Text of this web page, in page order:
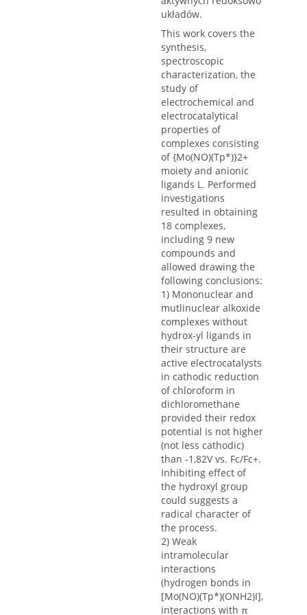
układów.
This work covers the
synthesis,
spectroscopic
characterization, the
study of
electrochemical and
electrocatalytical
properties of
complexes consisting
of {Mo(NO)(Tp*)}2+
moiety and anionic
ligands L. Performed
investigations
resulted in obtaining
18 complexes,
including 9 new
compounds and
allowed drawing the
following conclusions:
1) Mononuclear and
mutlinuclear alkoxide
complexes without
hydrox-yl ligands in
their structure are
active electrocatalysts
in cathodic reduction
of chloroform in
dichloromethane
provided their redox
potential is not higher
(not less cathodic)
than -1,82V vs. Fc/Fc+.
Inhibiting effect of
the hydroxyl group
could suggests a
radical character of
the process.
2) Weak
intramolecular
interactions
(hydrogen bonds in
[Mo(NO)(Tp*)(ONH2)I],
interactions with π